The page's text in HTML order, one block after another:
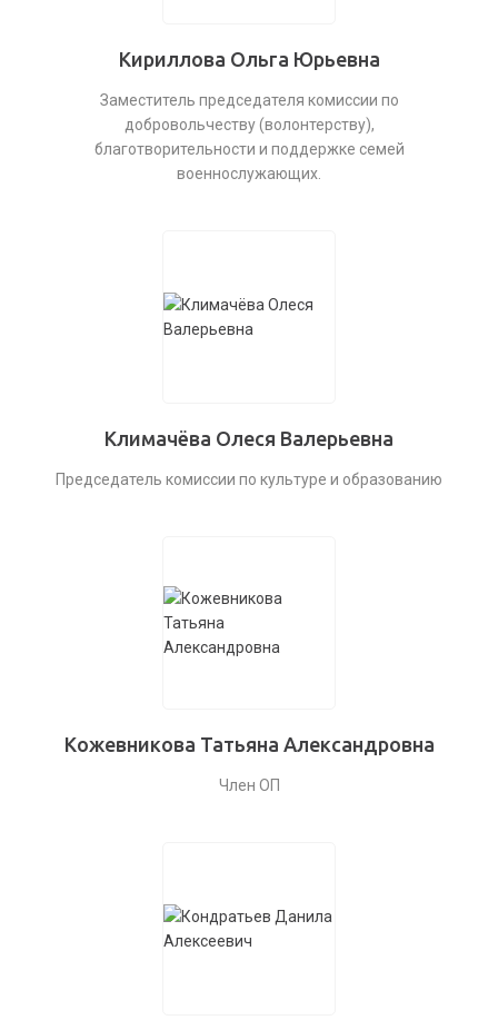
Кириллова Ольга Юрьевна
Заместитель председателя комиссии по
добровольчеству (волонтерству),
благотворительности и поддержке семей
военнослужающих.
Климачёва Олеся Валерьевна
Председатель комиссии по культуре и образованию
Кожевникова Татьяна Александровна
Член ОП